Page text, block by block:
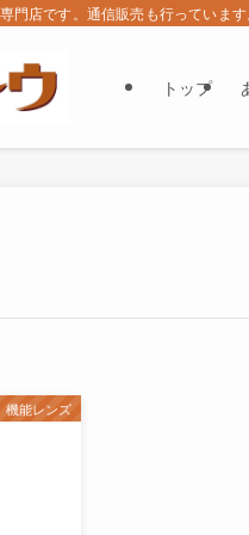
門店です。通信販売も行っています
トップ
機能レンズ